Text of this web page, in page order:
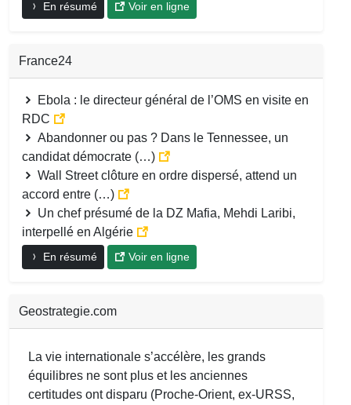
En résumé Voir en ligne
France24
Ebola : le directeur général de l’OMS en visite en
RDC
Abandonner ou pas ? Dans le Tennessee, un
candidat démocrate (…)
Wall Street clôture en ordre dispersé, attend un
accord entre (…)
Un chef présumé de la DZ Mafia, Mehdi Laribi,
interpellé en Algérie
En résumé Voir en ligne
Geostrategie.com
La vie internationale s’accélère, les grands
équilibres ne sont plus et les anciennes
certitudes ont disparu (Proche-Orient, ex-URSS,